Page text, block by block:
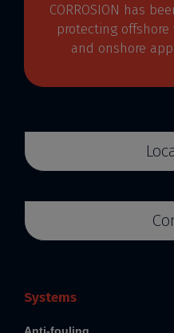
CORROSION has
protecting
and onshore
Systems
Anti-fouling